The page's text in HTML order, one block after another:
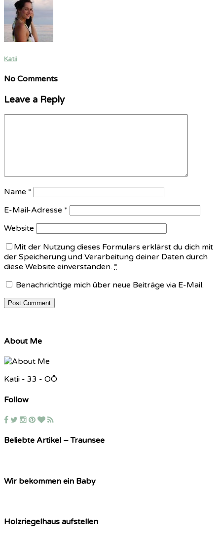
Katii
No Comments
Leave a Reply
Name *
E-Mail-Adresse *
Website
Mit der Nutzung dieses Formulars erklärst du dich mit
der Speicherung und Verarbeitung deiner Daten durch
diese Website einverstanden. *
Benachrichtige mich über neue Beiträge via E-Mail.
About Me
Katii - 33 - OÖ
Follow
Beliebte Artikel – Traunsee
Wir bekommen ein Baby
Holzriegelhaus aufstellen